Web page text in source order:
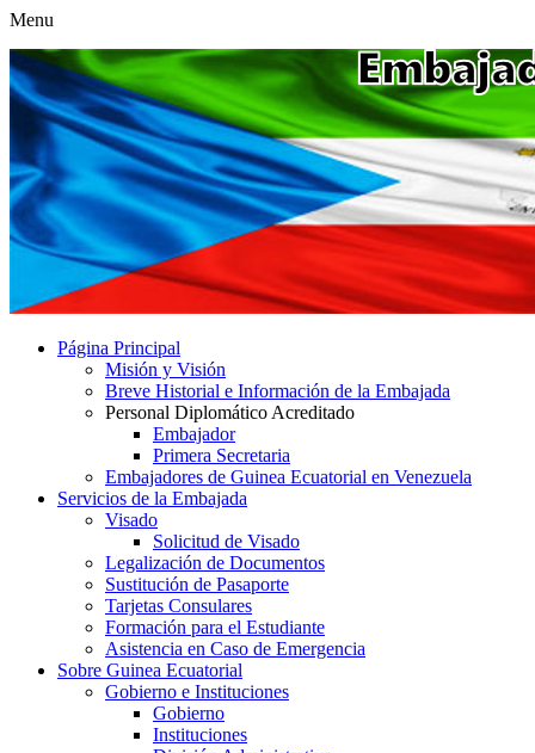
Menu
Página Principal
Misión y Visión
Breve Historial e Información de la Embajada
Personal Diplomático Acreditado
Embajador
Primera Secretaria
Embajadores de Guinea Ecuatorial en Venezuela
Servicios de la Embajada
Visado
Solicitud de Visado
Legalización de Documentos
Sustitución de Pasaporte
Tarjetas Consulares
Formación para el Estudiante
Asistencia en Caso de Emergencia
Sobre Guinea Ecuatorial
Gobierno e Instituciones
Gobierno
Instituciones